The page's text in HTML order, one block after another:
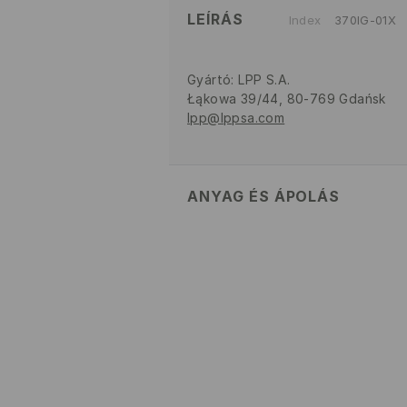
LEÍRÁS Index 370IG-01X
Gyártó: LPP S.A.
Łąkowa 39/44, 80-769 Gdańsk
lpp@lppsa.com
ANYAG ÉS ÁPOLÁS